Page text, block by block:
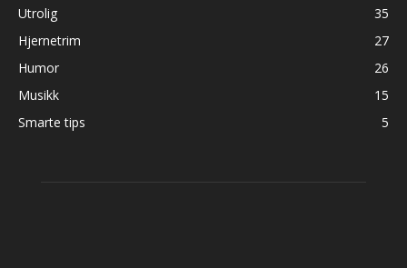
Utrolig
35
Hjernetrim
27
Humor
26
Musikk
15
Smarte tips
5